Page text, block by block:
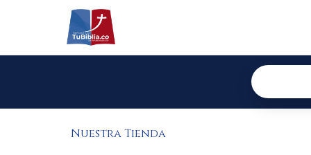
Nuestra Tienda